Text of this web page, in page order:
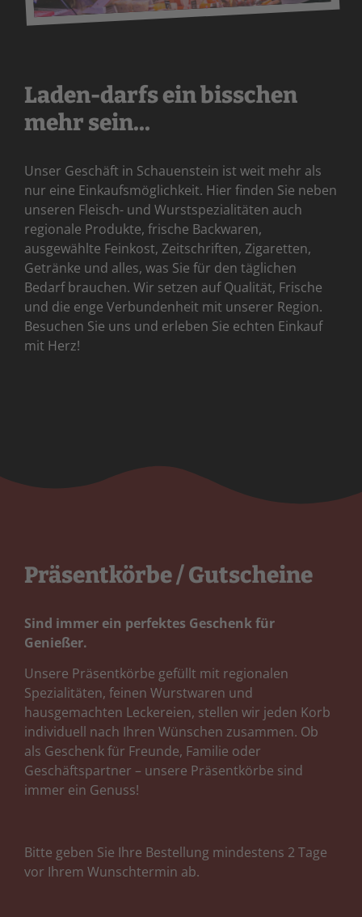
Laden-darfs ein bisschen
mehr sein...
Unser Geschäft in Schauenstein ist weit mehr als
nur eine Einkaufsmöglichkeit. Hier finden Sie neben
unseren Fleisch- und Wurstspezialitäten auch
regionale Produkte, frische Backwaren,
ausgewählte Feinkost, Zeitschriften, Zigaretten,
Getränke und alles, was Sie für den täglichen
Bedarf brauchen. Wir setzen auf Qualität, Frische
und die enge Verbundenheit mit unserer Region.
Besuchen Sie uns und erleben Sie echten Einkauf
mit Herz!
Präsentkörbe / Gutscheine
Sind immer ein perfektes Geschenk für
Genießer.
Unsere Präsentkörbe gefüllt mit regionalen
Spezialitäten, feinen Wurstwaren und
hausgemachten Leckereien, stellen wir jeden Korb
individuell nach Ihren Wünschen zusammen. Ob
als Geschenk für Freunde, Familie oder
Geschäftspartner – unsere Präsentkörbe sind
immer ein Genuss!
Bitte geben Sie Ihre Bestellung mindestens 2 Tage
vor Ihrem Wunschtermin ab.